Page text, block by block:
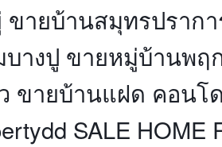
ขายบ้านสมุทรปราก
างปู ขายหมู่บ้านพฤ
ขายบ้านแฝด คอนโ
SALE HOME